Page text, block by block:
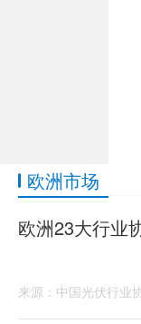
欧洲市场
欧洲23大行业
来源：中国光伏行业